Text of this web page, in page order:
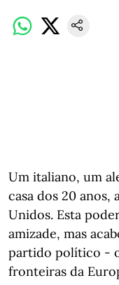
Um italiano, um
casa dos 20
Unidos. Esta
amizade, mas
partido político -
fronteiras da